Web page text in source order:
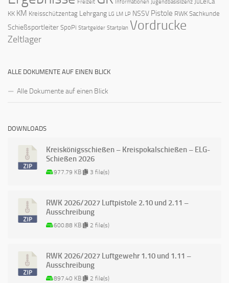
Freizeit Informationen Jugendbasislizenz
KK KM Kreisschützentag Lehrgang LG LM LP NSSV Pistole RWK Sachkunde
Schießsportleiter SpoPi Startgelder Startplan Vordrucke
Zeltlager
ALLE DOKUMENTE AUF EINEN BLICK
Alle Dokumente auf einen Blick
DOWNLOADS
Kreiskönigsschießen – Kreispokalschießen – ELG-
Schießen 2026
977.79 KB 3 file(s)
RWK 2026/2027 Luftpistole 2.10 und 2.11 –
Ausschreibung
600.88 KB 2 file(s)
RWK 2026/2027 Luftgewehr 1.10 und 1.11 –
Ausschreibung
897.40 KB 2 file(s)